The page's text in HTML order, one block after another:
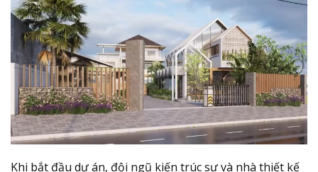
Khi bắt đầu dự án, đội ngũ kiến trúc sư và nhà thiết kế